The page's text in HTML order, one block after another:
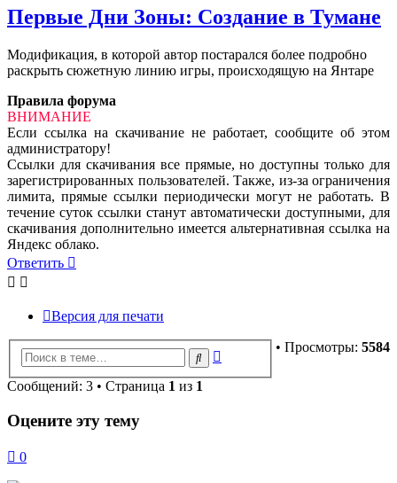
Первые Дни Зоны: Создание в Тумане
Модификация, в которой автор постарался более подробно
раскрыть сюжетную линию игры, происходящую на Янтаре
Правила форума
ВНИМАНИЕ
Если ссылка на скачивание не работает, сообщите об этом
администратору!
Ссылки для скачивания все прямые, но доступны только для
зарегистрированных пользователей. Также, из-за ограничения
лимита, прямые ссылки периодически могут не работать. В
течение суток ссылки станут автоматически доступными, для
скачивания дополнительно имеется альтернативная ссылка на
Яндекс облако.
Ответить
Версия для печати
• Просмотры: 5584
ПоискРасширенный
Сообщений: 3 • Страница 1 из 1
Оцените эту тему
0